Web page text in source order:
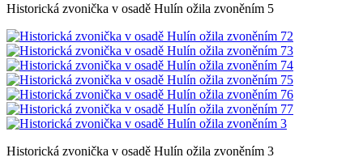
Historická zvonička v osadě Hulín ožila zvoněním 5
Historická zvonička v osadě Hulín ožila zvoněním 3